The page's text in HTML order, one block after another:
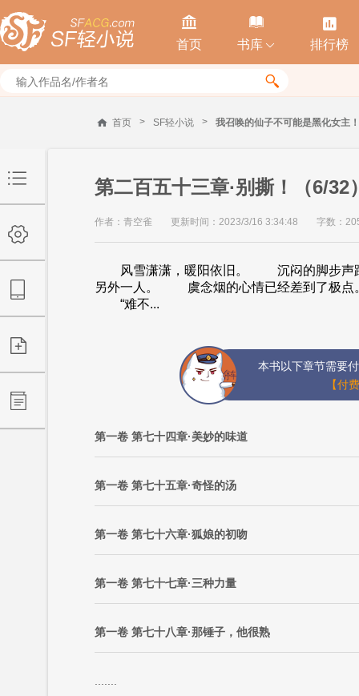

首页

书库 

排行榜

首页 > SF轻小说 > 我召唤的仙子不可能是黑化女主！
第二百五十三章·别撕！（6/32
作者：青空雀 更新时间：2023/3/16 3:34:48 字数：
风雪潇潇，暖阳依旧。 沉闷的脚步声
另外一人。 虞念烟的心情已经差到了极
“难不...
本书以下章节需要
【付
第一卷 第七十四章·美妙的味道
第一卷 第七十五章·奇怪的汤
第一卷 第七十六章·狐娘的初吻
第一卷 第七十七章·三种力量
第一卷 第七十八章·那锤子，他很熟